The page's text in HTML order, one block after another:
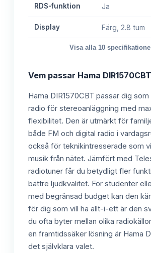
RDS-funktion Ja
Display Färg, 2.8 tum
Visa alla 10
Vem passar Hama DIR1570CBT
Hama DIR1570CBT passar dig som
radio för stereoanläggning med
flexibilitet. Den är utmärkt för
både FM och digital radio i
också för teknikintresserade som
musik från nätet. Jämfört med
radiotuner får du betydligt fler
bättre ljudkvalitet. För studenter
med begränsad budget kan den
för dig som vill ha allt-i-ett är den
du ofta byter mellan olika
en framtidssäker lösning är Hama
det självklara valet.